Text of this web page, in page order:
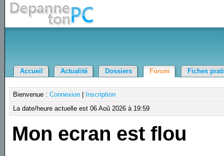
Accueil Actualité Dossiers Forum Fiches
Bienvenue :Connexion
Inscription
La date/heure actuelle est 06 Aoû 2026 à 19:59
Mon ecran est flou